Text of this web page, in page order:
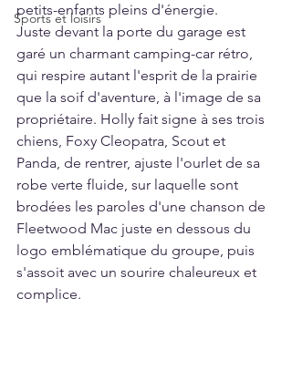
Sports et loisirs
petits-enfants pleins d'énergie.
Juste devant la porte du garage est
garé un charmant camping-car rétro,
qui respire autant l'esprit de la prairie
que la soif d'aventure, à l'image de sa
propriétaire. Holly fait signe à ses trois
chiens, Foxy Cleopatra, Scout et
Panda, de rentrer, ajuste l'ourlet de sa
robe verte fluide, sur laquelle sont
brodées les paroles d'une chanson de
Fleetwood Mac juste en dessous du
logo emblématique du groupe, puis
s'assoit avec un sourire chaleureux et
complice.